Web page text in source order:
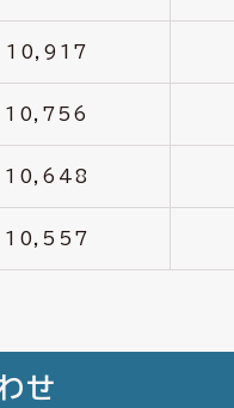
10,917
10,756
10,648
10,557
せ